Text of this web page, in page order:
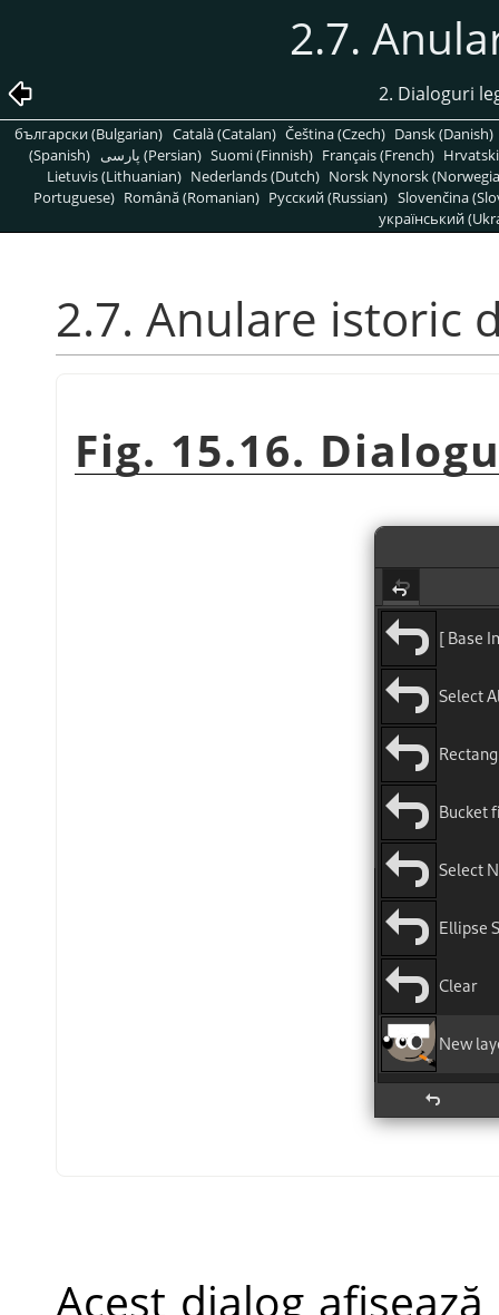
2.7.
2. Dialoguri
български (Bulgarian) Català (Catalan) Čeština (Czech) Dansk (Danish)
(Spanish)
پارسی (Persian) Suomi (Finnish) Français (French)
Lietuvis (Lithuanian) Nederlands (Dutch) Norsk Nynorsk
Portuguese) Română (Romanian) Pусский (Russian) Slovenčina
український
2.7. Anulare istoric
Fig. 15.16.
Acest dialog